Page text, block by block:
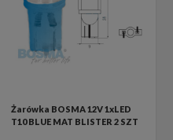
Żarówka BOSMA 12V 1xLED
T10 BLUE MAT BLISTER 2 SZT